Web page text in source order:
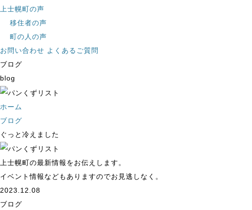
上士幌町の声
移住者の声
町の人の声
お問い合わせ よくあるご質問
ブログ
blog
ホーム
ブログ
ぐっと冷えました
上士幌町の最新情報をお伝えします。
イベント情報などもありますのでお見逃しなく。
2023.12.08
ブログ